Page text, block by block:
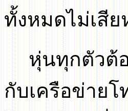
ทั้งหมดไม่เสี
หุ่นทุกตัวต้
กับเครือข่าย